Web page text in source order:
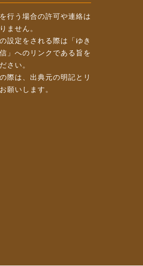
行う場合の許可や連絡は
ません。
設定をされる際は「ゆき
」へのリンクである旨を
さい。
際は、出典元の明記とリ
願いします。